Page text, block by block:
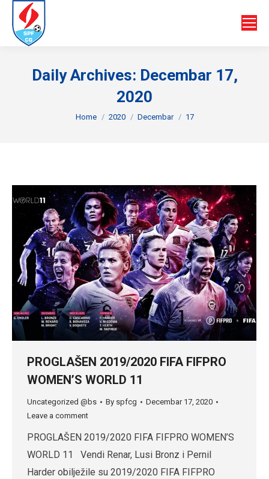
Daily Archives: Decembar 17,
2020
Home 2020 Decembar 17
PROGLAŠEN 2019/2020 FIFA FIFPRO
WOMEN’S WORLD 11
Uncategorized @bs By spfcg
Decembar 17, 2020
Leave a comment
PROGLAŠEN 2019/2020 FIFA FIFPRO WOMEN’S
WORLD 11 Vendi Renar, Lusi Bronz i Pernil
Harder obilježile su 2019/2020 FIFA FIFPRO